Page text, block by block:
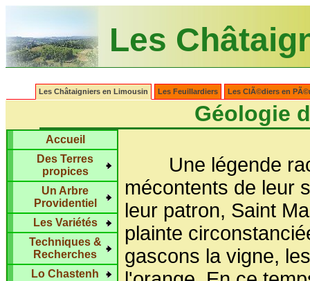
Les
Les Châtaigniers en Limousin Les Feuillardiers Les ClÃ©diers en
Géologie
Accueil
Des Terres
propices
Un Arbre
Providentiel
Les Variétés
Techniques &
Recherches
Lo Chastenh
Une légende
mécontents de leur
leur patron, Saint
plainte
gascons la vigne,